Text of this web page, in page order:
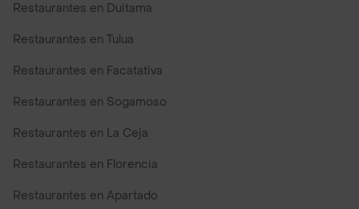
Restaurantes en Duitama
Restaurantes en Tulua
Restaurantes en Facatativa
Restaurantes en Sogamoso
Restaurantes en La Ceja
Restaurantes en Florencia
Restaurantes en Apartado